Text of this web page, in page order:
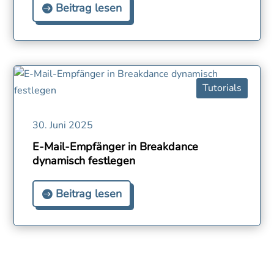
Beitrag lesen
Tutorials
30. Juni 2025
E-Mail-Empfänger in Breakdance
dynamisch festlegen
Beitrag lesen